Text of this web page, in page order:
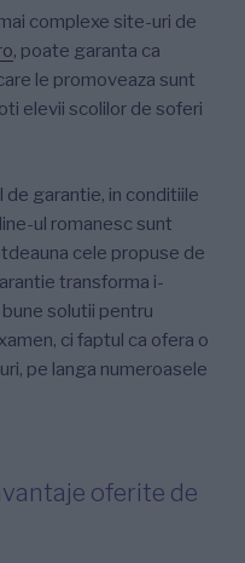
complexe site-uri de
, poate garanta ca
le promoveaza sunt
elevii scolilor de soferi
garantie, in conditiile
ul romanesc sunt
cele propuse de
transforma i-
solutii pentru
ci faptul ca ofera o
pe langa numeroasele
oferite de